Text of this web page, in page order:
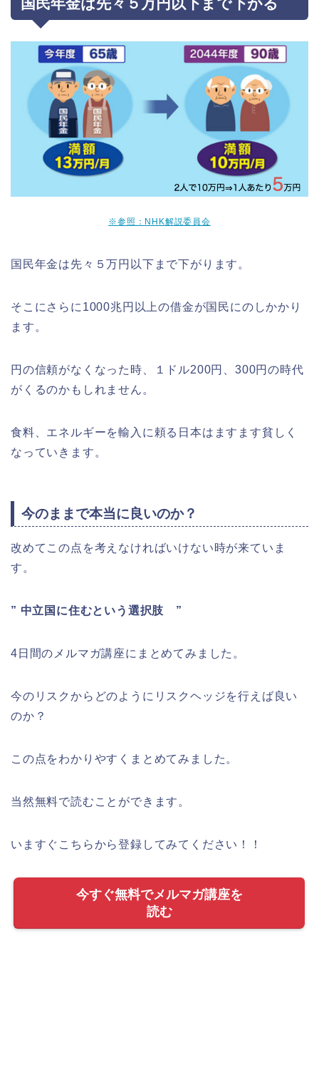
※参照：NHK解説委員会
国民年金は先々５万円以下まで下がります。
そこにさらに1000兆円以上の借金が国民にのしかかり
ます。
円の信頼がなくなった時、１ドル200円、300円の時代
がくるのかもしれません。
食料、エネルギーを輸入に頼る日本はますます貧しく
なっていきます。
今のままで本当に良いのか？
改めてこの点を考えなければいけない時が来ていま
す。
” 中立国に住むという選択肢 ”
4日間のメルマガ講座にまとめてみました。
今のリスクからどのようにリスクヘッジを行えば良い
のか？
この点をわかりやすくまとめてみました。
当然無料で読むことができます。
いますぐこちらから登録してみてください！！
今すぐ無料でメルマガ講座を
読む